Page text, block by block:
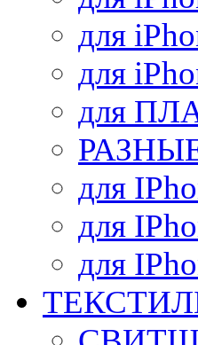
для
для
для
для
для
для